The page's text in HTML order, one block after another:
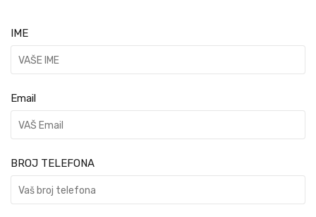
IME
Email
BROJ TELEFONA